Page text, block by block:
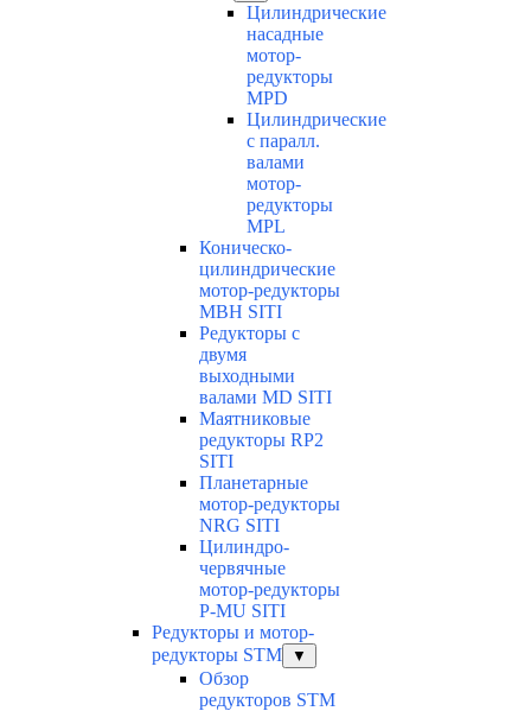
Цилиндрические
насадные
мотор-
редукторы
MPD
Цилиндрические
с паралл.
валами
мотор-
редукторы
MPL
Коническо-
цилиндрические
мотор-редукторы
MBH SITI
Редукторы с
двумя
выходными
валами MD SITI
Маятниковые
редукторы RP2
SITI
Планетарные
мотор-редукторы
NRG SITI
Цилиндро-
червячные
мотор-редукторы
P-MU SITI
Редукторы и мотор-
редукторы STM
▼
Обзор
редукторов STM